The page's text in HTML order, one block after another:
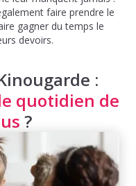
faire prendre le
gagner du temps le
devoirs.
:
quotidien de
?